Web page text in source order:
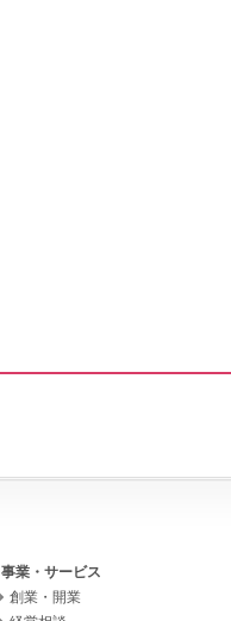
事業・サービス
創業・開業